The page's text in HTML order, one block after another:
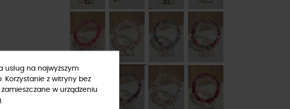
usług na najwyższym
z witryny bez
w urządzeniu